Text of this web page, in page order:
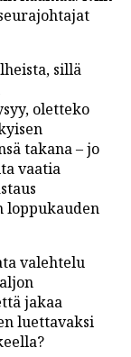
sillä
oletteko
takana – jo
vaatia
loppukauden
valehtelu
jakaa
luettavaksi